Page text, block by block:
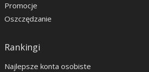
Promocje
Oszczędzanie
Rankingi
Najlepsze konta osobiste